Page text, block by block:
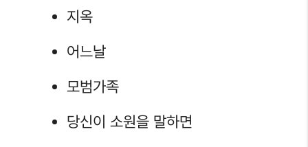
지옥
어느날
모범가족
당신이 소원을 말하면